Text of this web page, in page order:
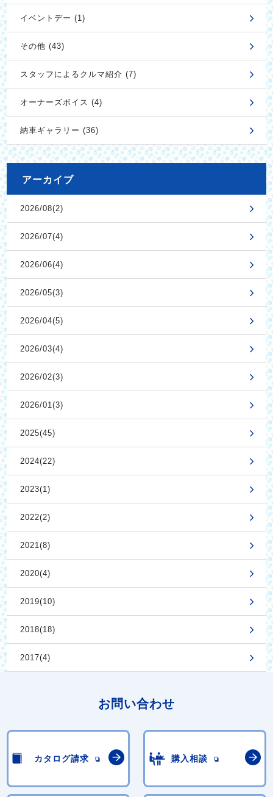
イベントデー (1)
その他 (43)
スタッフによるクルマ紹介 (7)
オーナーズボイス (4)
納車ギャラリー (36)
アーカイブ
2026/08(2)
2026/07(4)
2026/06(4)
2026/05(3)
2026/04(5)
2026/03(4)
2026/02(3)
2026/01(3)
2025(45)
2024(22)
2023(1)
2022(2)
2021(8)
2020(4)
2019(10)
2018(18)
2017(4)
お問い合わせ
カタログ請求 購入相談